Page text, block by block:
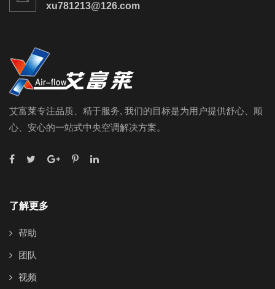
xu781213@126.com
艾富莱专注品质、精于服务, 我们的目标是为用户提供舒心、顺
心、安心的一站式中央空调解决方案。
了解更多
帮助
团队
视频